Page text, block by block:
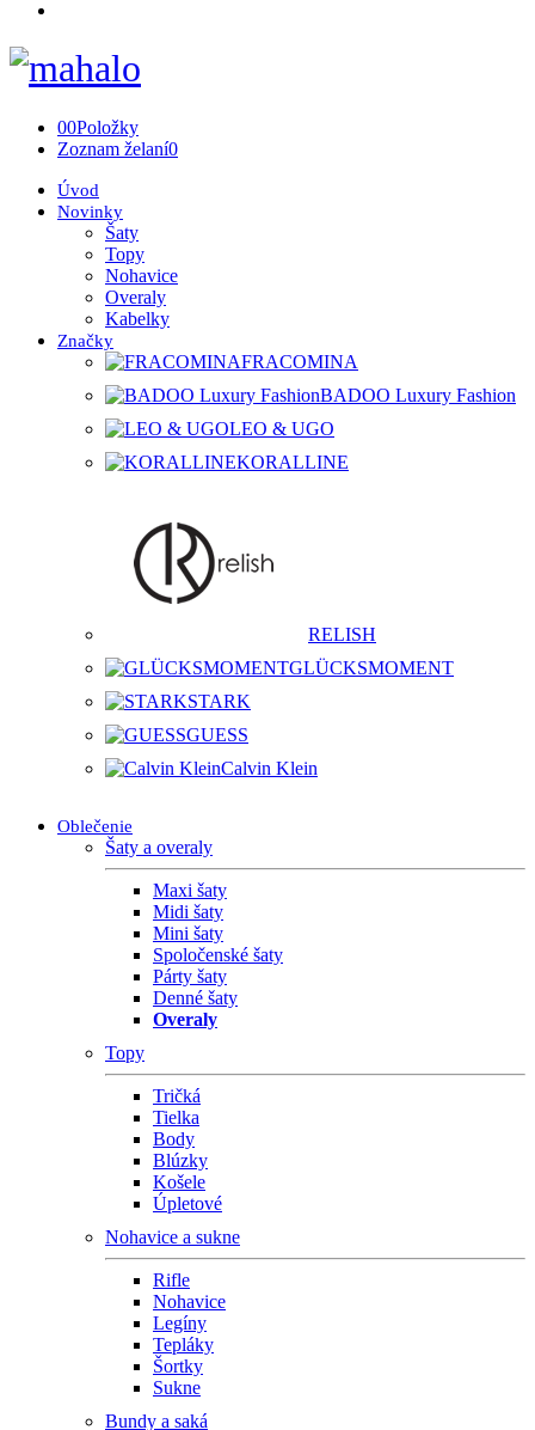
00Položky
Zoznam želaní0
Úvod
Novinky
Šaty
Topy
Nohavice
Overaly
Kabelky
Značky
FRACOMINA
BADOO Luxury Fashion
LEO & UGO
KORALLINE
RELISH
GLÜCKSMOMENT
STARK
GUESS
Calvin Klein
Oblečenie
Šaty a overaly
Maxi šaty
Midi šaty
Mini šaty
Spoločenské šaty
Párty šaty
Denné šaty
Overaly
Topy
Tričká
Tielka
Body
Blúzky
Košele
Úpletové
Nohavice a sukne
Rifle
Nohavice
Legíny
Tepláky
Šortky
Sukne
Bundy a saká